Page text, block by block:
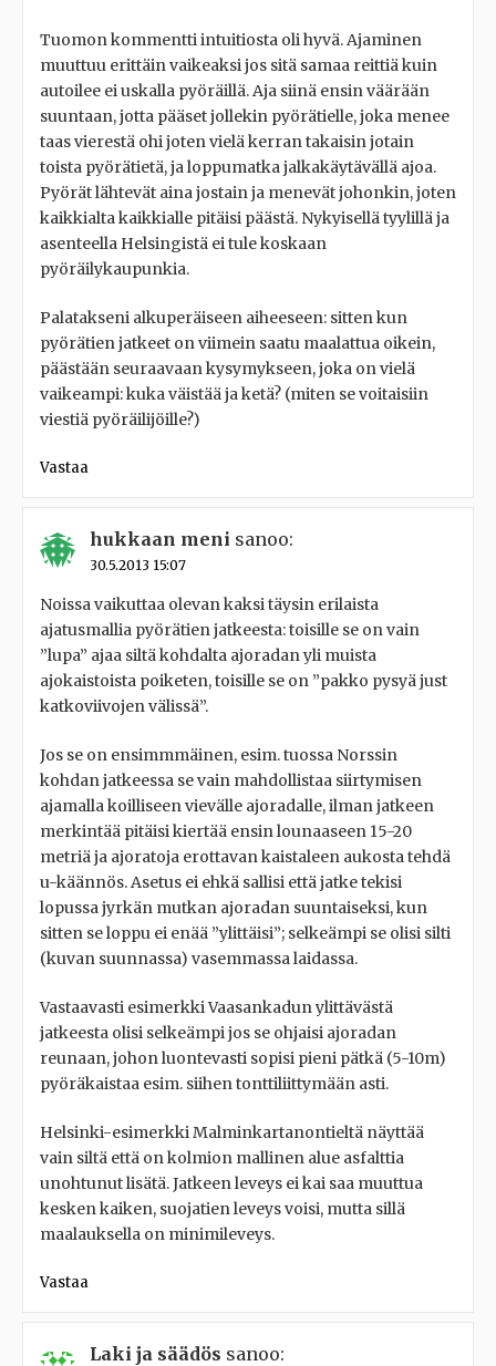
Tuomon kommentti intuitiosta oli hyvä. Ajaminen
muuttuu erittäin vaikeaksi jos sitä samaa reittiä kuin
autoilee ei uskalla pyöräillä. Aja siinä ensin väärään
suuntaan, jotta pääset jollekin pyörätielle, joka menee
taas vierestä ohi joten vielä kerran takaisin jotain
toista pyörätietä, ja loppumatka jalkakäytävällä ajoa.
Pyörät lähtevät aina jostain ja menevät johonkin, joten
kaikkialta kaikkialle pitäisi päästä. Nykyisellä tyylillä ja
asenteella Helsingistä ei tule koskaan
pyöräilykaupunkia.
Palatakseni alkuperäiseen aiheeseen: sitten kun
pyörätien jatkeet on viimein saatu maalattua oikein,
päästään seuraavaan kysymykseen, joka on vielä
vaikeampi: kuka väistää ja ketä? (miten se voitaisiin
viestiä pyöräilijöille?)
Vastaa
hukkaan meni sanoo:
30.5.2013 15:07
Noissa vaikuttaa olevan kaksi täysin erilaista
ajatusmallia pyörätien jatkeesta: toisille se on vain
”lupa” ajaa siltä kohdalta ajoradan yli muista
ajokaistoista poiketen, toisille se on ”pakko pysyä just
katkoviivojen välissä”.
Jos se on ensimmmäinen, esim. tuossa Norssin
kohdan jatkeessa se vain mahdollistaa siirtymisen
ajamalla koilliseen vievälle ajoradalle, ilman jatkeen
merkintää pitäisi kiertää ensin lounaaseen 15-20
metriä ja ajoratoja erottavan kaistaleen aukosta tehdä
u-käännös. Asetus ei ehkä sallisi että jatke tekisi
lopussa jyrkän mutkan ajoradan suuntaiseksi, kun
sitten se loppu ei enää ”ylittäisi”; selkeämpi se olisi silti
(kuvan suunnassa) vasemmassa laidassa.
Vastaavasti esimerkki Vaasankadun ylittävästä
jatkeesta olisi selkeämpi jos se ohjaisi ajoradan
reunaan, johon luontevasti sopisi pieni pätkä (5-10m)
pyöräkaistaa esim. siihen tonttiliittymään asti.
Helsinki-esimerkki Malminkartanontieltä näyttää
vain siltä että on kolmion mallinen alue asfalttia
unohtunut lisätä. Jatkeen leveys ei kai saa muuttua
kesken kaiken, suojatien leveys voisi, mutta sillä
maalauksella on minimileveys.
Vastaa
Laki ja säädös sanoo: